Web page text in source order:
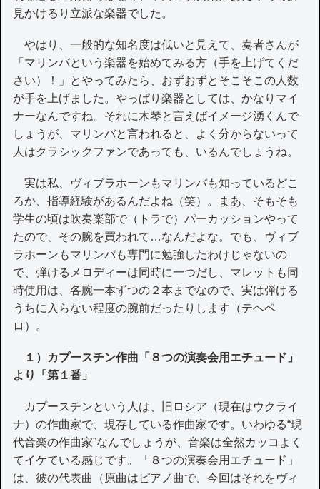
見かけるり立派な楽器でした。
やはり、一般的な知名度は低いと見えて、奏者さんが
「マリンバという楽器を始めてみる方（手を上げてくだ
さい）！」とやってみたら、おずおずとそこそこの人数
が手を上げました。やっぱり楽器としては、かなりマイ
ナーなんですね。それに木琴と言えばイメージ湧くんで
しょうが、マリンバと言われると、よく分からないって
人はクラシックファンであっても、いるんでしょうね。
実は私、ヴィブラホーンもマリンバも知っているどこ
ろか、指導経験があるんだよね（笑）。まあ、そもそも
学生の頃は吹奏楽部で（トラで）パーカッションやって
たので、その腕を買われて…なんだよな。でも、ヴィブ
ラホーンもマリンバも専門に勉強したわけじゃないの
で、弾けるメロディーは同時に一つだし、マレットも同
時使用は、各腕一本ずつの２本までなので、実は弾ける
うちに入らない程度の腕前だったりします（テヘペ
ロ）。
１）カプースチン作曲「８つの演奏会用エチュード」
より「第１番」
カプースチンという人は、旧ロシア（現在はウクライ
ナ）の作曲家で、現存している作曲家です。いわゆる“現
代音楽の作曲家”なんでしょうが、音楽は全然カッコよく
てイケている感じです。「８つの演奏会用エチュード」
は、彼の代表曲（原曲はピアノ曲で、今回はそれをヴィ